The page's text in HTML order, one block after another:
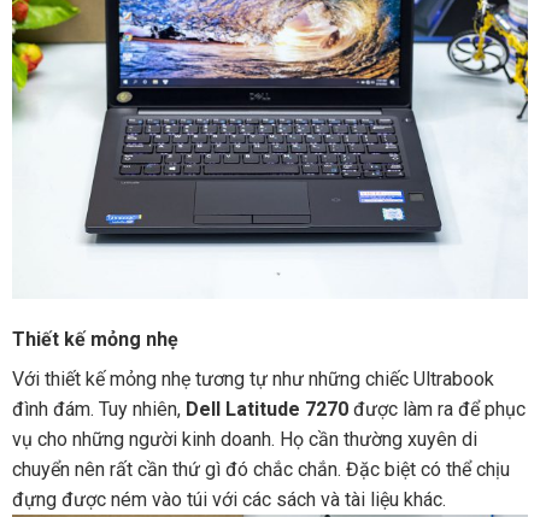
Thiết kế mỏng nhẹ
Với thiết kế mỏng nhẹ tương tự như những chiếc Ultrabook
đình đám. Tuy nhiên, Dell Latitude 7270được làm ra để phục
vụ cho những người kinh doanh. Họ cần thường xuyên di
chuyển nên rất cần thứ gì đó chắc chắn. Đặc biệt có thể chịu
đựng được ném vào túi với các sách và tài liệu khác.